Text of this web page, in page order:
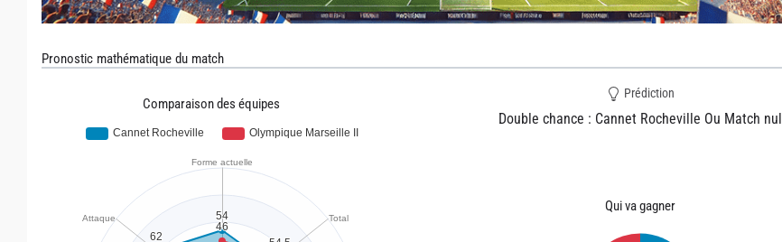
Pronostic mathématique du match
Comparaison des équipes
Prédiction
Double chance : Cannet Rocheville Ou Match nul
Qui va gagner